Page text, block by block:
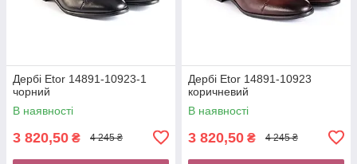
Дербі Etor 14891-10923-1
чорний
В наявності
3 820,50 ₴ 4 245 ₴
Дербі Etor 14891-10923
коричневий
В наявності
3 820,50 ₴ 4 245 ₴